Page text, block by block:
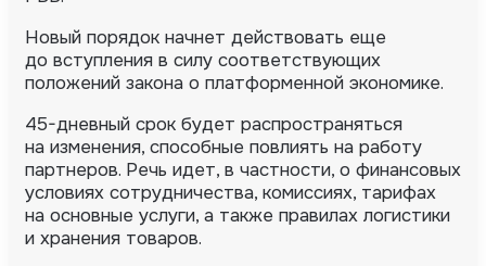
Новый порядок начнет действовать еще
до вступления в силу соответствующих
положений закона о платформенной экономике.
45-дневный срок будет распространяться
на изменения, способные повлиять на работу
партнеров. Речь идет, в частности, о финансовых
условиях сотрудничества, комиссиях, тарифах
на основные услуги, а также правилах логистики
и хранения товаров.